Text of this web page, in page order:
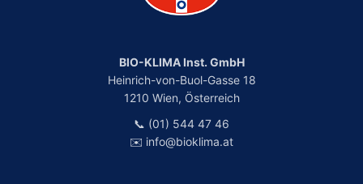
BIO-KLIMA Inst. GmbH
Heinrich-von-Buol-Gasse 18
1210 Wien, Österreich
📞 (01) 544 47 46
✉️ info@bioklima.at